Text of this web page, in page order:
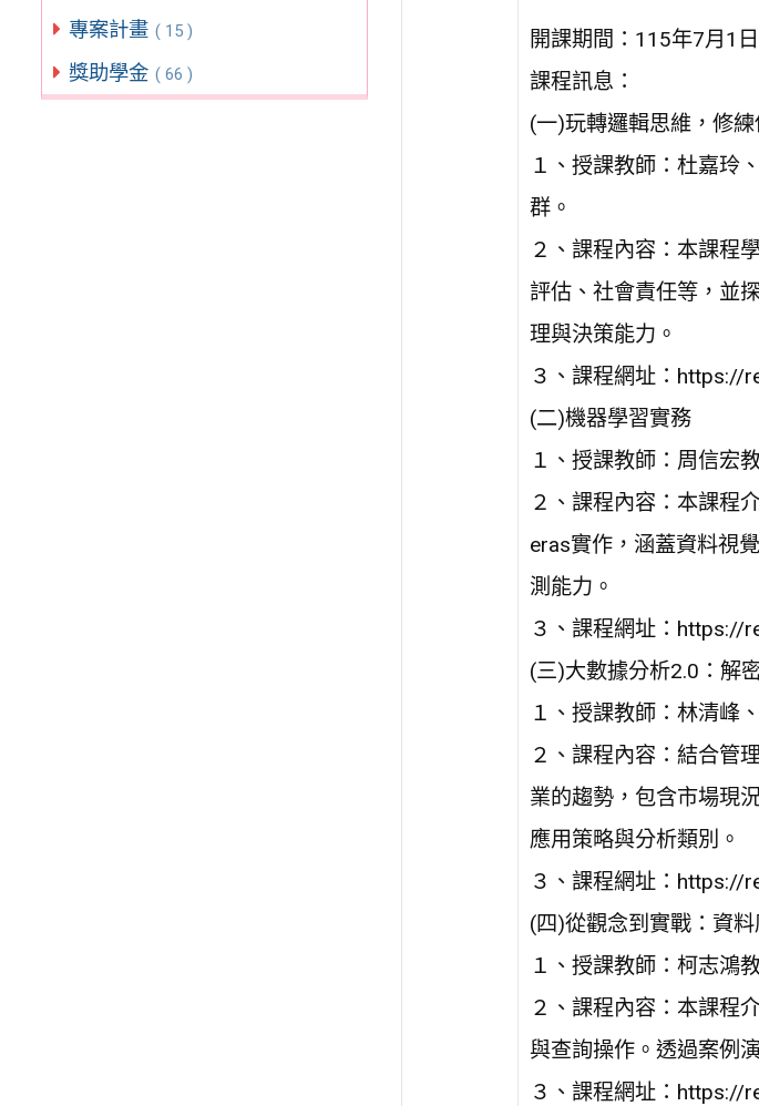
專案計畫 ( 15 )
獎助學金 ( 66 )
開課期間：115年7月1
課程訊息：
(一)玩轉邏輯思維，修
１、授課教師：杜嘉玲
群。
２、課程內容：本課程
評估、社會責任等，並
理與決策能力。
３、課程網址：https://
(二)機器學習實務
１、授課教師：周信宏
２、課程內容：本課程
eras實作，涵蓋資料視
測能力。
３、課程網址：https://
(三)大數據分析2.0：解
１、授課教師：林清峰
２、課程內容：結合管
業的趨勢，包含市場現
應用策略與分析類別。
３、課程網址：https://
(四)從觀念到實戰：資
１、授課教師：柯志鴻
２、課程內容：本課程
與查詢操作。透過案例
３、課程網址：https://